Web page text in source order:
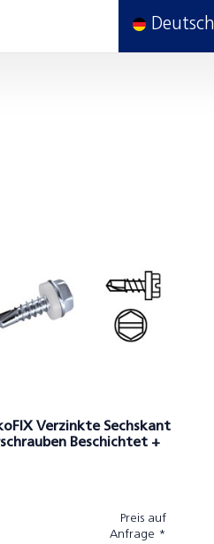
Deutsch
Verzinkte Sechskant
Beschichtet +
Preis auf
Anfrage *